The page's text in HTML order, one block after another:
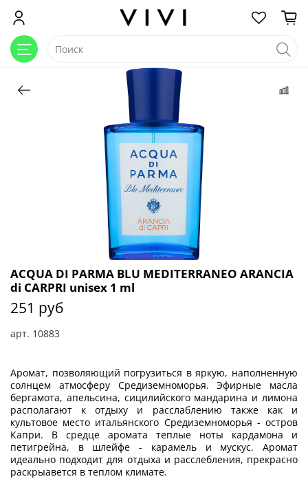
арт. 10883
ACQUA DI PARMA BLU MEDITERRANEO ARANCIA
di CARPRI unisex 1 ml
251 руб
Аромат, позволяющий погрузиться в яркую, наполненную
солнцем атмосферу Средиземноморья. Эфирные масла
бергамота, апельсина, сицилийского мандарина и лимона
располагают к отдыху и расслаблению также как и
культовое место итальянского Средиземноморья - остров
Капри. В средце аромата теплые ноты кардамона и
петигрейна, в шлейфе - карамель и мускус. Аромат
идеально подходит для отдыха и расслебления, прекрасно
раскрыавется в теплом климате.